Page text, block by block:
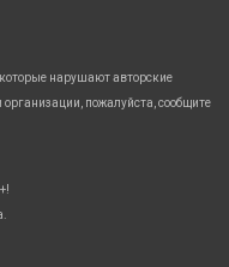
нарушают авторские
пожалуйста, сообщите